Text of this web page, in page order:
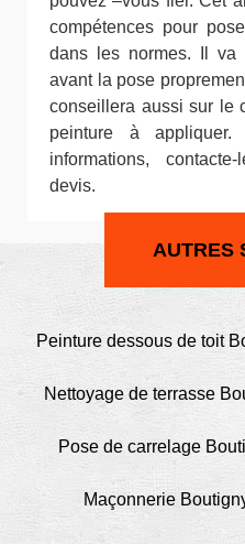
compétences pour
dans les normes. Il va
avant la pose
conseillera aussi sur le
peinture à
informations,
devis.
AUTRES
Peinture dessous de toit
Nettoyage de terrasse
Pose de carrelage
Maçonnerie